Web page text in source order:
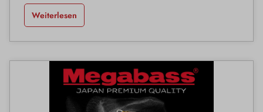
Weiterlesen